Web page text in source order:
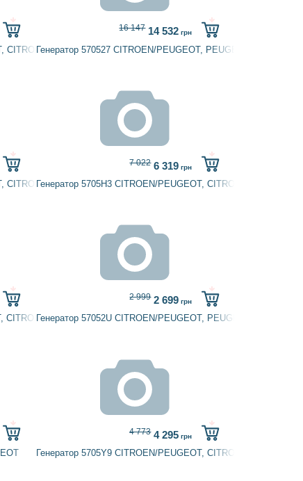
CITROËNГенератор 570527 CITROEN/PEUGEOT, PEUGEOT
16 147 14 532 грн
CITROËNГенератор 5705H3 CITROEN/PEUGEOT, CITROËN, PEUGEOT,
7 022 6 319 грн
CITROËN, PEUGEOT
Генератор 57052U CITROEN/PEUGEOT, PEUGEOT
2 999 2 699 грн
Генератор 5705Y9 CITROEN/PEUGEOT, CITROËN, PEUGEOT
4 773 4 295 грн